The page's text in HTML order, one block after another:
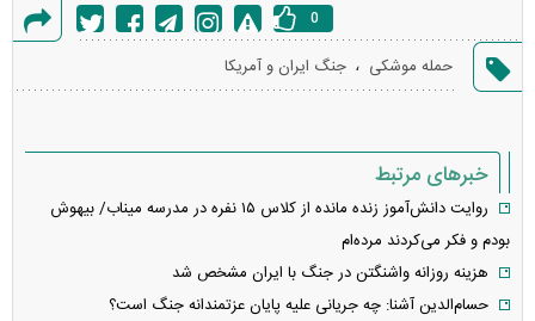
گزارش
خطا
0
حمله موشکی ، جنگ ایران و آمریکا
خبرهای مرتبط
روایت دانش‌آموز زنده مانده از کلاس ۱۵ نفره در مدرسه میناب/ بیهوش
بودم و فکر می‌کردند مرده‌ام
هزینه روزانه واشنگتن در جنگ با ایران مشخص شد
حسام‌الدین آشنا: چه جریانی علیه پایان عزتمندانه جنگ است؟